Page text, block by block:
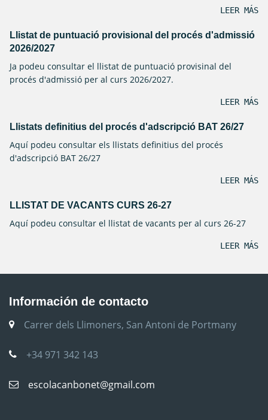
LEER MÁS
Llistat de puntuació provisional del procés d'admissió
2026/2027
Ja podeu consultar el llistat de puntuació provisinal del
procés d'admissió per al curs 2026/2027.
LEER MÁS
Llistats definitius del procés d'adscripció BAT 26/27
Aquí podeu consultar els llistats definitius del procés
d'adscripció BAT 26/27
LEER MÁS
LLISTAT DE VACANTS CURS 26-27
Aquí podeu consultar el llistat de vacants per al curs 26-27
LEER MÁS
Información de contacto
Carrer dels Llimoners, San Antoni de Portmany
+34 971 342 143
escolacanbonet@gmail.com